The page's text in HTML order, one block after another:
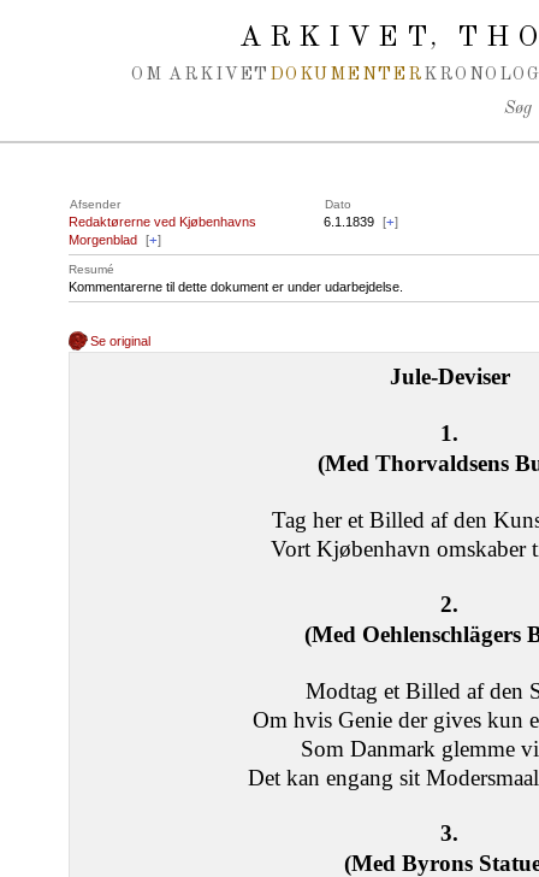
ARKIVET,
OM ARKIVET DOKUMENTER
Søg
Afsender Dato
Redaktørerne ved Kjøbenhavns
Morgenblad
[+]
6.1.1839 [+]
Resumé
Kommentarerne til dette dokument er under udarbejdelse.
Se original
Jule-Deviser
1.
(Med Thorvaldsens
Tag her et Billed af den
Vort Kjøbenhavn omskaber
2.
(Med Oehlenschlägers
Modtag et Billed af den
Om hvis Genie der gives kun
Som Danmark glemme
Det kan engang sit
3.
(Med Byrons